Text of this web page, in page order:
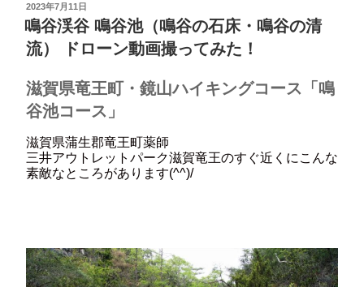
投
稿
日:
2023年7月11日
鳴谷渓谷 鳴谷池（鳴谷の石床・鳴谷の清
流） ドローン動画撮ってみた！
滋賀県竜王町・鏡山ハイキングコース「鳴
谷池コース」
滋賀県蒲生郡竜王町薬師
三井アウトレットパーク滋賀竜王のすぐ近くにこんな
素敵なところがあります(^^)/